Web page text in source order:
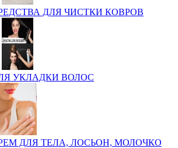
ДЛЯ ЧИСТКИ КОВРОВ
УКЛАДКИ ВОЛОС
ДЛЯ ТЕЛА, ЛОСЬОН, МОЛОЧКО